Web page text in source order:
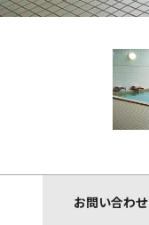
お問い合わせ